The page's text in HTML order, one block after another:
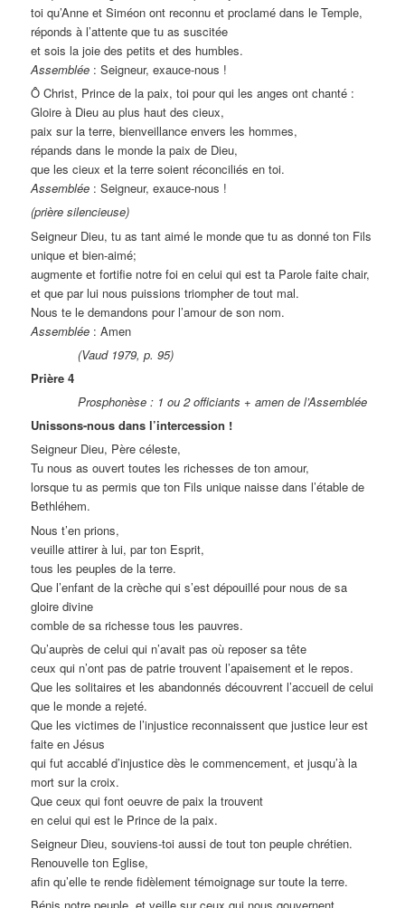
toi qu’Anne et Siméon ont reconnu et proclamé dans le Temple,
réponds à l’attente que tu as suscitée
et sois la joie des petits et des humbles.
Assemblée : Seigneur, exauce-nous !
Ô Christ, Prince de la paix, toi pour qui les anges ont chanté :
Gloire à Dieu au plus haut des cieux,
paix sur la terre, bienveillance envers les hommes,
répands dans le monde la paix de Dieu,
que les cieux et la terre soient réconciliés en toi.
Assemblée : Seigneur, exauce-nous !
(prière silencieuse)
Seigneur Dieu, tu as tant aimé le monde que tu as donné ton Fils
unique et bien-aimé;
augmente et fortifie notre foi en celui qui est ta Parole faite chair,
et que par lui nous puissions triompher de tout mal.
Nous te le demandons pour l’amour de son nom.
Assemblée : Amen
(Vaud 1979, p. 95)
Prière 4
Prosphonèse : 1 ou 2 officiants + amen de l’Assemblée
Unissons-nous dans l’intercession !
Seigneur Dieu, Père céleste,
Tu nous as ouvert toutes les richesses de ton amour,
lorsque tu as permis que ton Fils unique naisse dans l’étable de
Bethléhem.
Nous t’en prions,
veuille attirer à lui, par ton Esprit,
tous les peuples de la terre.
Que l’enfant de la crèche qui s’est dépouillé pour nous de sa
gloire divine
comble de sa richesse tous les pauvres.
Qu’auprès de celui qui n’avait pas où reposer sa tête
ceux qui n’ont pas de patrie trouvent l’apaisement et le repos.
Que les solitaires et les abandonnés découvrent l’accueil de celui
que le monde a rejeté.
Que les victimes de l’injustice reconnaissent que justice leur est
faite en Jésus
qui fut accablé d’injustice dès le commencement, et jusqu’à la
mort sur la croix.
Que ceux qui font oeuvre de paix la trouvent
en celui qui est le Prince de la paix.
Seigneur Dieu, souviens-toi aussi de tout ton peuple chrétien.
Renouvelle ton Eglise,
afin qu’elle te rende fidèlement témoignage sur toute la terre.